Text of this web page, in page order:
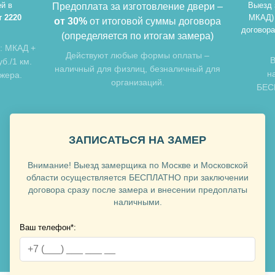
Хочу такую
в
2220
МКАД +
1 км.
Предоплата за изготовление двери –
от 30% от итоговой суммы договора
(определяется по итогам замера)
Действуют любые формы оплаты –
наличный для физлиц, безналичный для
организаций.
Выезд
ЗАПИСАТЬСЯ НА ЗАМЕР
Внимание! Выезд замерщика по Москве и Московской
области осуществляется БЕСПЛАТНО при заключении
договора сразу после замера и внесении предоплаты
наличными.
Ваш телефон*: